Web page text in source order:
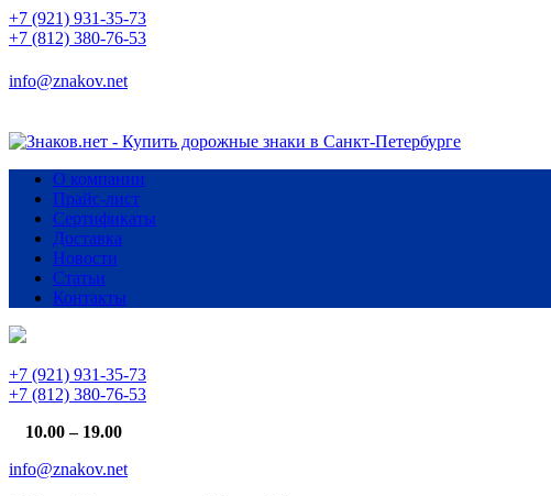
+7 (921) 931-35-73
+7 (812) 380-76-53
info@znakov.net
О компании
Прайс-лист
Сертификаты
Доставка
Новости
Статьи
Контакты
+7 (921) 931-35-73
+7 (812) 380-76-53
10.00 – 19.00
info@znakov.net